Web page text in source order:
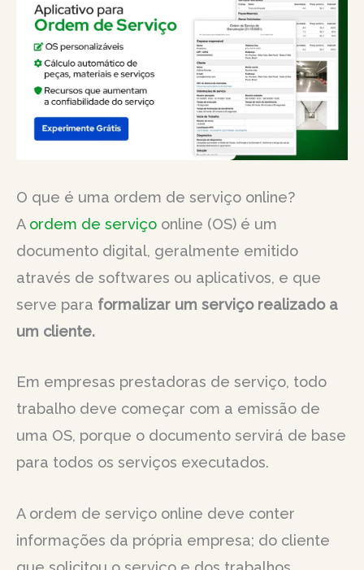
O que é uma ordem de serviço online?
A ordem de serviço online (OS) é um
documento digital, geralmente emitido
através de softwares ou aplicativos, e que
serve para formalizar um serviço realizado a
um cliente.
Em empresas prestadoras de serviço, todo
trabalho deve começar com a emissão de
uma OS, porque o documento servirá de base
para todos os serviços executados.
A ordem de serviço online deve conter
informações da própria empresa; do cliente